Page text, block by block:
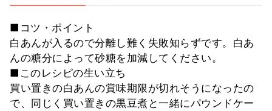
■コツ・ポイント
白あんが入るので分離し難く失敗知らずです。白あ
んの糖分によって砂糖を加減してください。
■このレシピの生い立ち
買い置きの白あんの賞味期限が切れそうになったの
で、同じく買い置きの黒豆煮と一緒にパウンドケー